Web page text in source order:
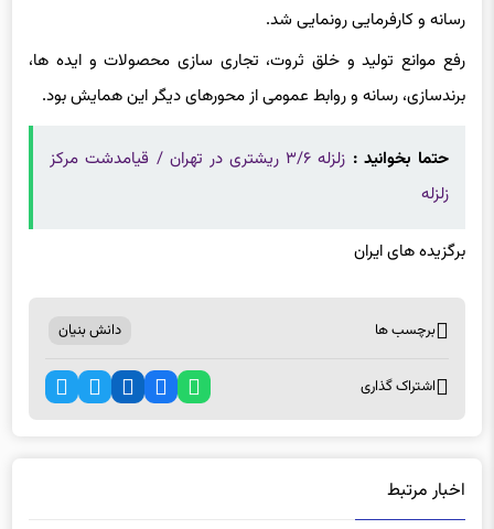
رسانه و کارفرمایی رونمایی شد.
رفع موانع تولید و خلق ثروت، تجاری سازی محصولات و ایده ها،
برندسازی، رسانه و روابط عمومی از محورهای دیگر این همایش بود.
حتما بخوانید :
زلزله ۳/۶ ریشتری در تهران / قیامدشت مرکز
زلزله
برگزیده های ایران
برچسب ها دانش بنیان
اشتراک گذاری
اخبار مرتبط